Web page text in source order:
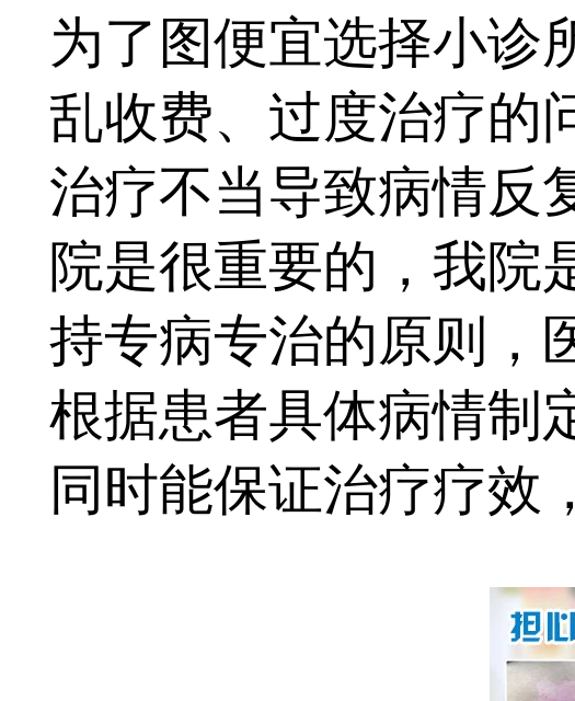
为了图便宜选择小诊
乱收费、过度治疗的
治疗不当导致病情反
院是很重要的，我院
持专病专治的原则，
根据患者具体病情制
同时能保证治疗疗效